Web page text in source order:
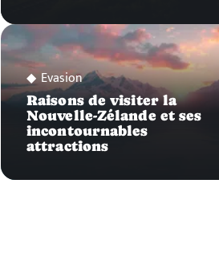
Evasion
Raisons de visiter la
Nouvelle-Zélande et ses
incontournables
attractions